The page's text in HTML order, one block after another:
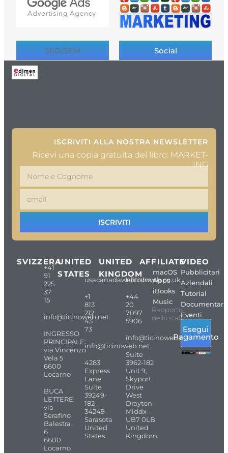
SEO/SEM Social
ISCRIVITI ALLA NOSTRA NEWSLETTER
Ricevi una copia gratuita del libro: MARKET-
ING
ISCRIVITI
SVIZZERA
+41
91
225
37
15
info@ticinoweb.net
INGRESSO
PRINCIPALE:
via Vincenzo
Vela 5
6600
Locarno
BUCA
LETTERE:
via
Serafino
Balestra
6
6600
Locarno
UNITED
STATES
usacanadaweb.com
+1
813
212
43
73
info@ticinoweb.net
4283
Express
Lane
Suite
39249-
182
34249
Sarasota
United
States
UNITED
KINGDOM
britishweb.co.uk
+44
20
7097
5906
info@ticinoweb.net
Suite
3962-182
Unit 9,
Skyport
Drive
West
Drayton
Middx -
UB7 0LB
United
Kingdom
AFFILIATE
macOS
Apps
iBooks
Music
Rapporto
dello staff
VIDEO
Pubblicitari
Aziendali
Tutorial
Documentari
Eventi
Esegui
Pagamento